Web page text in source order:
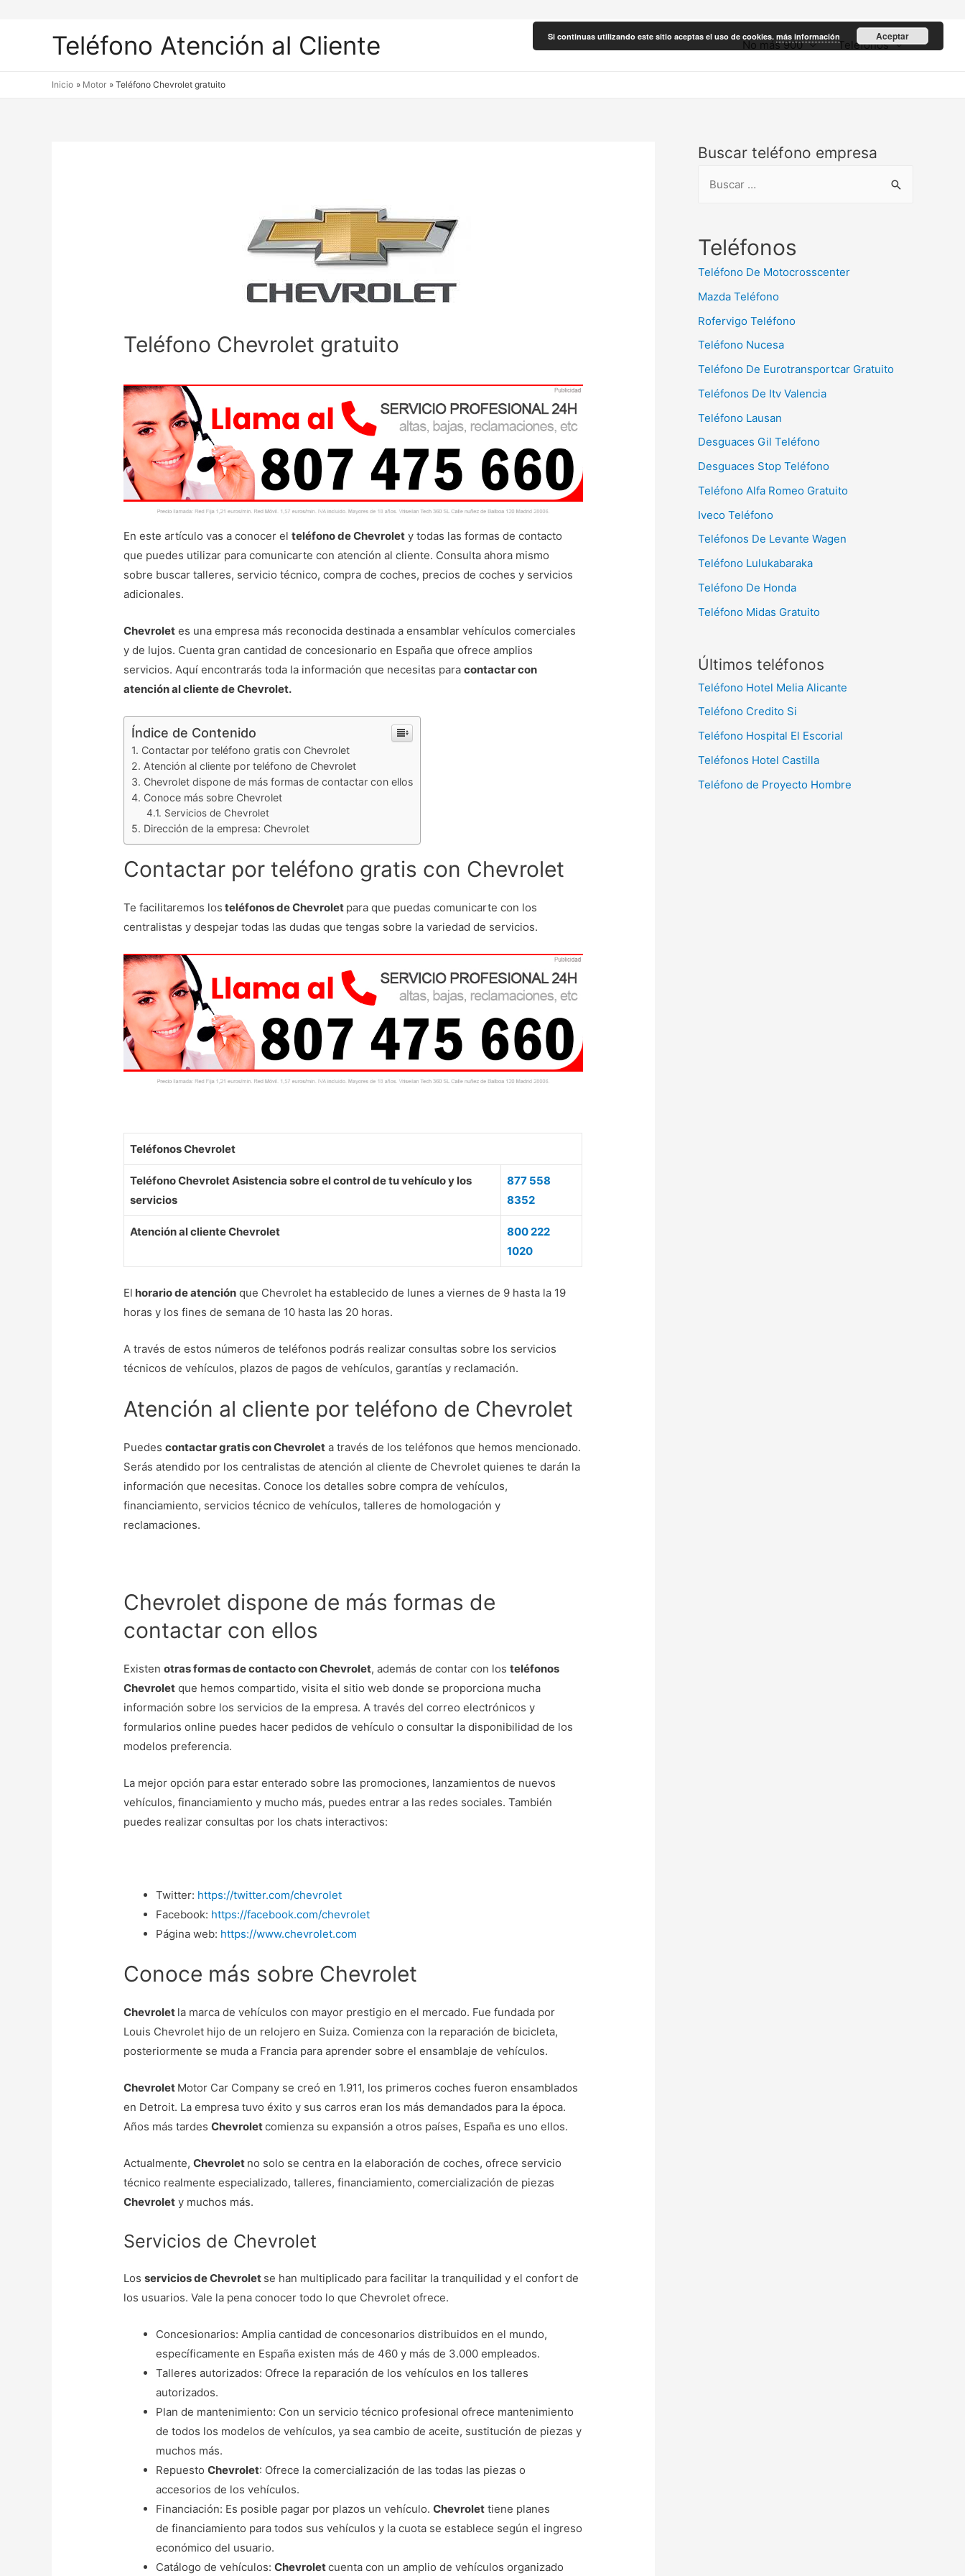
Teléfono Atención al Cliente No más 900 Teléfonos
Inicio Motor Teléfono Chevrolet gratuito
Teléfono Chevrolet gratuito
En este artículo vas a conocer elteléfono de Chevrolet y todas las formas de contacto
que puedes utilizar para comunicarte con atención al cliente. Consulta ahora mismo
sobre buscar talleres, servicio técnico, compra de coches, precios de coches y servicios
adicionales.
Chevrolet es una empresa más reconocida destinada a ensamblar vehículos comerciales
y de lujos. Cuenta gran cantidad de concesionario en España que ofrece amplios
servicios. Aquí encontrarás toda la información que necesitas paracontactar con
atención al cliente de Chevrolet.
Índice de Contenido
Contactar por teléfono gratis con Chevrolet
Atención al cliente por teléfono de Chevrolet
Chevrolet dispone de más formas de contactar con ellos
Conoce más sobre Chevrolet
Servicios de Chevrolet
Dirección de la empresa: Chevrolet
Contactar por teléfono gratis con Chevrolet
Te facilitaremos los teléfonos de Chevrolet para que puedas comunicarte con los
centralistas y despejar todas las dudas que tengas sobre la variedad de servicios.
Teléfonos Chevrolet
Teléfono Chevrolet Asistencia sobre el control de tu vehículo y los
servicios
877 558
8352
Atención al cliente Chevrolet
800 222
1020
El horario de atención que Chevrolet ha establecido de lunes a viernes de 9 hasta la 19
horas y los fines de semana de 10 hasta las 20 horas.
A través de estos números de teléfonos podrás realizar consultas sobre los servicios
técnicos de vehículos, plazos de pagos de vehículos, garantías y reclamación.
Atención al cliente por teléfono de Chevrolet
Puedescontactar gratis con Chevrolet a través de los teléfonos que hemos mencionado.
Serás atendido por los centralistas de atención al cliente de Chevrolet quienes te darán la
información que necesitas. Conoce los detalles sobre compra de vehículos,
financiamiento, servicios técnico de vehículos, talleres de homologación y
reclamaciones.
Chevrolet dispone de más formas de
contactar con ellos
Existenotras formas de contacto con Chevrolet, además de contar con losteléfonos
Chevrolet que hemos compartido, visita el sitio web donde se proporciona mucha
información sobre los servicios de la empresa. A través del correo electrónicos y
formularios online puedes hacer pedidos de vehículo o consultar la disponibilidad de los
modelos preferencia.
La mejor opción para estar enterado sobre las promociones, lanzamientos de nuevos
vehículos, financiamiento y mucho más, puedes entrar a las redes sociales. También
puedes realizar consultas por los chats interactivos:
Twitter: https://twitter.com/chevrolet
Facebook: https://facebook.com/chevrolet
Página web: https://www.chevrolet.com
Conoce más sobre Chevrolet
Chevrolet la marca de vehículos con mayor prestigio en el mercado. Fue fundada por
Louis Chevrolet hijo de un relojero en Suiza. Comienza con la reparación de bicicleta,
posteriormente se muda a Francia para aprender sobre el ensamblaje de vehículos.
Chevrolet Motor Car Company se creó en 1.911, los primeros coches fueron ensamblados
en Detroit. La empresa tuvo éxito y sus carros eran los más demandados para la época.
Años más tardesChevroletcomienza su expansión a otros países, España es uno ellos.
Actualmente,Chevrolet no solo se centra en la elaboración de coches, ofrece servicio
técnico realmente especializado, talleres, financiamiento, comercialización de piezas
Chevrolet y muchos más.
Servicios de Chevrolet
Losservicios de Chevrolet se han multiplicado para facilitar la tranquilidad y el confort de
los usuarios. Vale la pena conocer todo lo que Chevrolet ofrece.
Concesionarios: Amplia cantidad de concesonarios distribuidos en el mundo,
específicamente en España existen más de 460 y más de 3.000 empleados.
Talleres autorizados: Ofrece la reparación de los vehículos en los talleres
autorizados.
Plan de mantenimiento: Con un servicio técnico profesional ofrece mantenimiento
de todos los modelos de vehículos, ya sea cambio de aceite, sustitución de piezas y
muchos más.
RepuestoChevrolet: Ofrece la comercialización de las todas las piezas o
accesorios de los vehículos.
Financiación: Es posible pagar por plazos un vehículo.Chevrolet tiene planes
de financiamiento para todos sus vehículos y la cuota se establece según el ingreso
económico del usuario.
Catálogo de vehículos:Chevroletcuenta con un amplio de vehículos organizado
Buscar teléfono empresa
c
:
Teléfonos
Teléfono De Motocrosscenter
Mazda Teléfono
Rofervigo Teléfono
Teléfono Nucesa
Teléfono De Eurotransportcar Gratuito
Teléfonos De Itv Valencia
Teléfono Lausan
Desguaces Gil Teléfono
Desguaces Stop Teléfono
Teléfono Alfa Romeo Gratuito
Iveco Teléfono
Teléfonos De Levante Wagen
Teléfono Lulukabaraka
Teléfono De Honda
Teléfono Midas Gratuito
Últimos teléfonos
Teléfono Hotel Melia Alicante
Teléfono Credito Si
Teléfono Hospital El Escorial
Teléfonos Hotel Castilla
Teléfono de Proyecto Hombre
Si continuas utilizando este sitio aceptas el uso de cookies. más información Aceptar